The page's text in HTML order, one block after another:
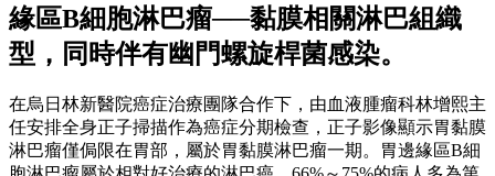
緣區B細胞淋巴瘤──黏膜相關淋巴組織
型，同時伴有幽門螺旋桿菌感染。
在烏日林新醫院癌症治療團隊合作下，由血液腫瘤科林增熙主
任安排全身正子掃描作為癌症分期檢查，正子影像顯示胃黏膜
淋巴瘤僅侷限在胃部，屬於胃黏膜淋巴瘤一期。胃邊緣區B細